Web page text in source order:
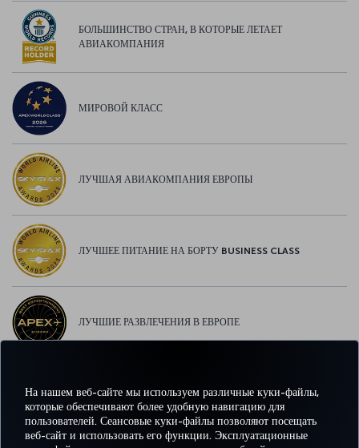
На нашем веб-сайте мы используем различные куки-файлы,
которые обеспечивают более удобную навигацию для
пользователей. Сеансовые куки-файлы позволяют посещать
веб-сайт и использовать его функции. Эксплуатационные
БОЛЬШИНСТВО СТРАН, В КОТОРЫЕ ЛЕТАЕТ
АВИАКОМПАНИЯ
МИРОВОЙ КЛАСС
ЛУЧШАЯ АВИАКОМПАНИЯ ЕВРОПЫ
ЛУЧШЕЕ ПИТАНИЕ НА БОРТУ BUSINESS CLASS
ЛУЧШИЕ РАЗВЛЕЧЕНИЯ В ЕВРОПЕ
ЛУЧШИЙ WI-FI В ЕВРОПЕ